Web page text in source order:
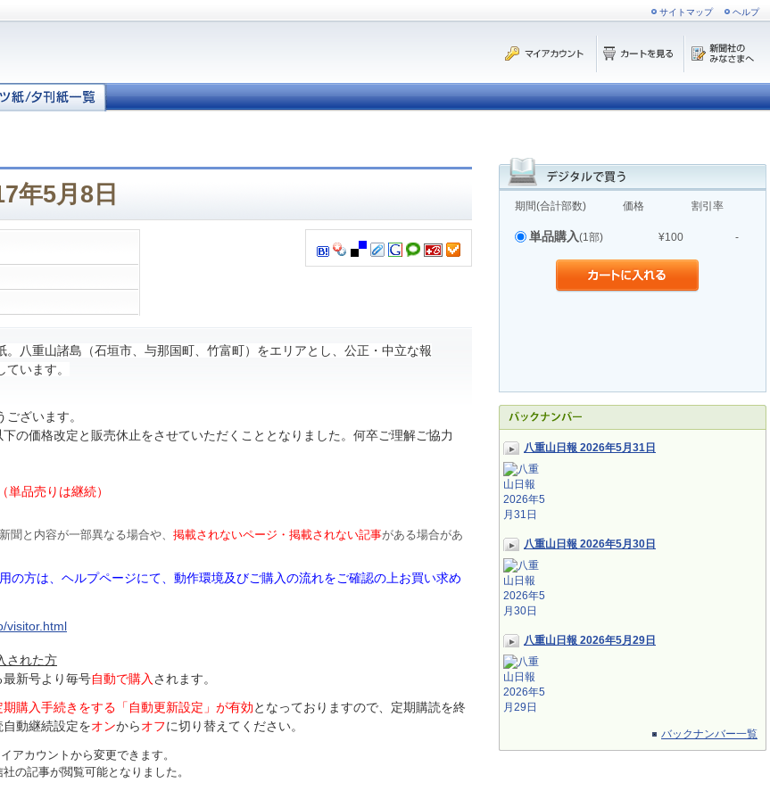
サイトマップ ヘルプ
期間(合計部数) 価格 割引率
単品購入(1部) ¥100 -
八重山日報 2026年5月31日
八重山日報 2026年5月30日
八重山日報 2026年5月29日
バックナンバー一覧
年5月8日
。八重山諸島（石垣市、与那国町、竹富町）をエリアとし、公正・中立な報
います。
ざいます。
の価格改定と販売休止をさせていただくこととなりました。何卒ご理解ご協力
単品売りは継続）
聞と内容が一部異なる場合や、 掲載されないページ・掲載されない記事がある場合があ
の方は、ヘルプページにて、動作環境及びご購入の流れをご確認の上お買い求め
visitor.html
された方
新号より毎号自動で購入 されます。
期購入手続きをする「自動更新設定」が有効となっておりますので、定期購読を終
動継続設定をオンからオフに切り替えてください。
アカウントから変更できます。
の記事が閲覧可能となりました。